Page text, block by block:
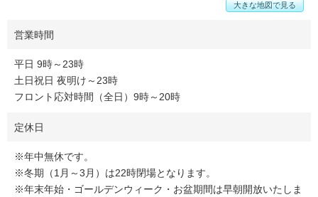
大きな地図で見る
営業時間
平日 9時～23時
土日祝日 夜明け～23時
フロント応対時間（全日）9時～20時
定休日
※年中無休です。
※冬期（1月～3月）は22時閉場となります。
※年末年始・ゴールデンウィーク・お盆期間は早朝開放いたしま